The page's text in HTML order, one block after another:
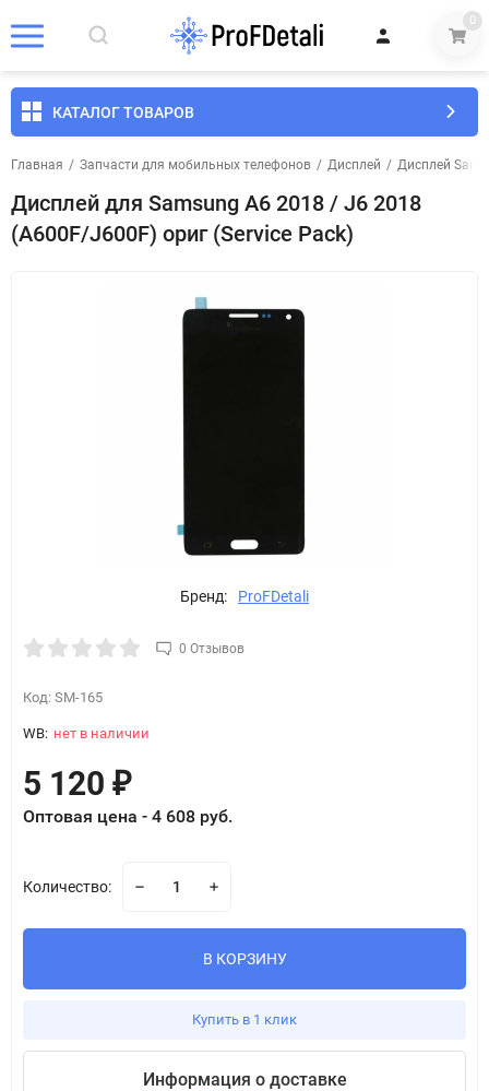
0
КАТАЛОГ ТОВАРОВ
Главная / Запчасти для мобильных телефонов / Дисплей / Дисплей
Дисплей для Samsung A6 2018 / J6 2018
(A600F/J600F) ориг (Service Pack)
Бренд: ProFDetali
0 Отзывов
Код: SM-165
WB: нет в наличии
5 120 ₽
Оптовая цена - 4 608 руб.
Количество:
В КОРЗИНУ
Купить в 1 клик
Информация о доставке